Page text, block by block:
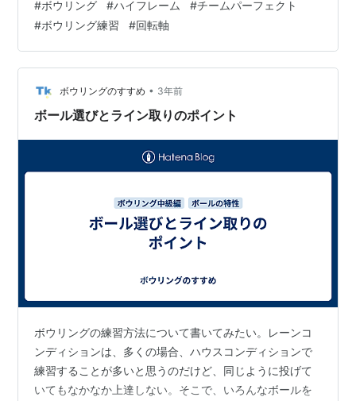
クト ボウリング練習の後半に、いつものボウリング仲間
３人で、アメリカンでゲームしていて、中盤まで、誰か
しらストライクになっているという状況になった。途中
から意識し始めて、自分がまたしても３番目の順番だっ
たので、２人がストライクを取れないと、自分で終わっ
てしまう状況になる。そんなフレームも数回あった…
#ボウリング #ハイフレーム #チームパーフェクト
#ボウリング練習 #回転軸
ボウリングのすすめ • 3年前
ボール選びとライン取りのポイント
ボウリングの練習方法について書いてみたい。レーンコ
ンディションは、多くの場合、ハウスコンディションで
練習することが多いと思うのだけど、同じように投げて
いてもなかなか上達しない。そこで、いろんなボールを